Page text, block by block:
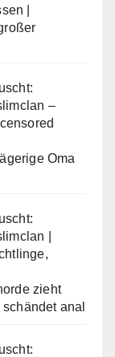
|
–
Oma
|
zieht
anal